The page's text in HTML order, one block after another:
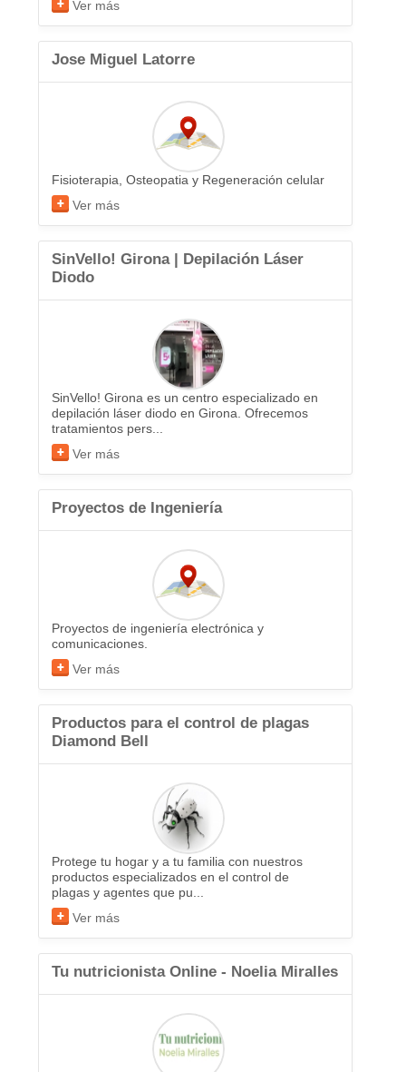
Ver más
Jose Miguel Latorre
Fisioterapia, Osteopatia y Regeneración celular
Ver más
SinVello! Girona | Depilación Láser
Diodo
SinVello! Girona es un centro especializado en
depilación láser diodo en Girona. Ofrecemos
tratamientos pers...
Ver más
Proyectos de Ingeniería
Proyectos de ingeniería electrónica y
comunicaciones.
Ver más
Productos para el control de plagas
Diamond Bell
Protege tu hogar y a tu familia con nuestros
productos especializados en el control de
plagas y agentes que pu...
Ver más
Tu nutricionista Online - Noelia Miralles